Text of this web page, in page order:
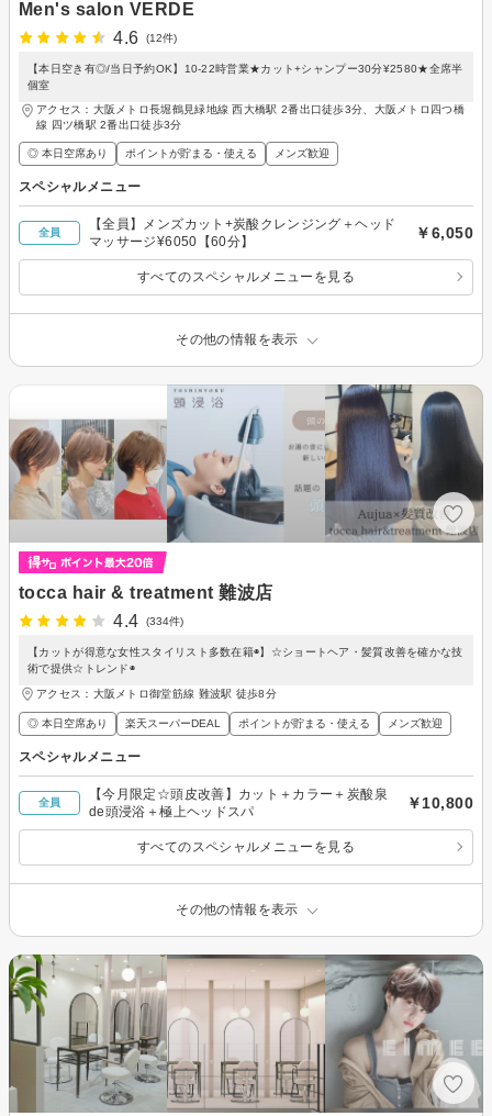
Men's salon VERDE
4.6
(12件)
【本日空き有◎/当日予約OK】10-22時営業★カット+シャンプー30分¥2580★全席半
個室
アクセス：大阪メトロ長堀鶴見緑地線 西大橋駅 2番出口徒歩3分、大阪メトロ四つ橋
線 四ツ橋駅 2番出口徒歩3分
◎ 本日空席あり ポイントが貯まる・使える メンズ歓迎
スペシャルメニュー
全員
【全員】メンズカット+炭酸クレンジング＋ヘッド
マッサージ¥6050【60分】
￥6,050
すべてのスペシャルメニューを見る
その他の情報を表示
tocca hair & treatment 難波店
4.4
(334件)
【カットが得意な女性スタイリスト多数在籍◉】☆ショートヘア・髪質改善を確かな技
術で提供☆トレンド◉
アクセス：大阪メトロ御堂筋線 難波駅 徒歩8分
◎ 本日空席あり 楽天スーパーDEAL ポイントが貯まる・使える メンズ歓迎
スペシャルメニュー
全員
【今月限定☆頭皮改善】カット＋カラー＋炭酸泉
de頭浸浴＋極上ヘッドスパ
￥10,800
すべてのスペシャルメニューを見る
その他の情報を表示